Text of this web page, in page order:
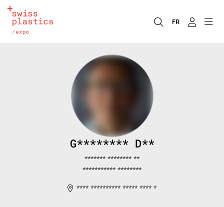
FR
G******** D**
******* ******** **
*********** ********
**** ********** ***** **** *